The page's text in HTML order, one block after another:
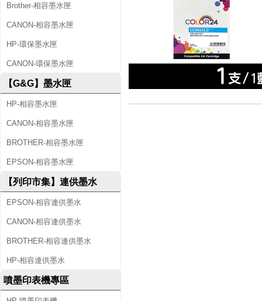
Brother-相容墨水匣
CANON-相容墨水匣
HP-環保墨水匣
CANON-環保墨水匣
【G&G】墨水匣
HP-相容墨水匣
CANON-相容墨水匣
BROTHER-相容墨水匣
EPSON-相容墨水匣
【列印市集】連供墨水
EPSON-相容連供墨水
CANON-相容連供墨水
BROTHER-相容連供墨水
HP-相容連供墨水
噴墨印表機專區